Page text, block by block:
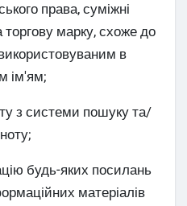
права, суміжні
торгову марку, схоже до
в
ім'ям;
з системи пошуку та/
будь-яких посилань
матеріалів